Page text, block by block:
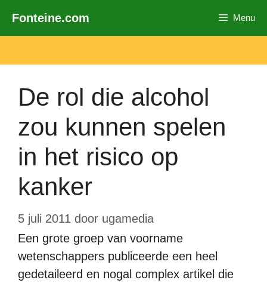
naar
inhoud
Fonteine.com Menu
De rol die alcohol
zou kunnen spelen
in het risico op
kanker
5 juli 2011 door ugamedia
Een grote groep van voorname
wetenschappers publiceerde een heel
gedetaileerd en nogal complex artikel die